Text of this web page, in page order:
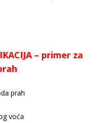
– primer za
prah
voća